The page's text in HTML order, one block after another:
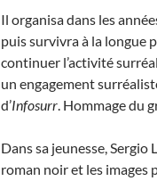
Il organisa dans les
puis survivra à la longue
continuer l’activité
un engagement
d’Infosurr. Hommage du
Dans sa jeunesse,
roman noir et les images